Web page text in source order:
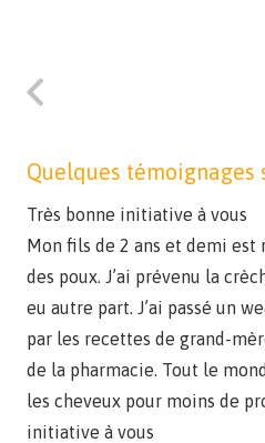
Quelques témoignages
Très bonne initiative à vous
Mon fils de 2 ans et demi est
des poux. J’ai prévenu la
eu autre part. J’ai passé un
par les recettes de grand-
de la pharmacie. Tout le
les cheveux pour moins de
initiative à vous